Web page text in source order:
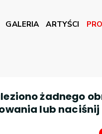
GALERIA ARTYŚCI
żadnego
lub